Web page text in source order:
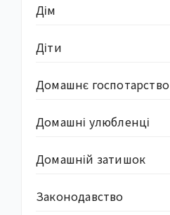
Дім
Діти
Домашнє госпотарство
Домашні улюбленці
Домашній затишок
Законодавство